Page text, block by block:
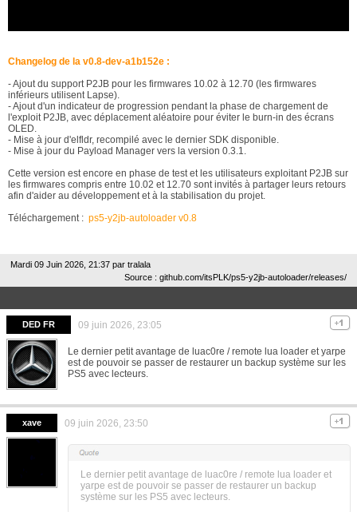
Changelog de la v0.8-dev-a1b152e :
- Ajout du support P2JB pour les firmwares 10.02 à 12.70 (les firmwares
inférieurs utilisent Lapse).
- Ajout d'un indicateur de progression pendant la phase de chargement de
l'exploit P2JB, avec déplacement aléatoire pour éviter le burn-in des écrans
OLED.
- Mise à jour d'elfldr, recompilé avec le dernier SDK disponible.
- Mise à jour du Payload Manager vers la version 0.3.1.
Cette version est encore en phase de test et les utilisateurs exploitant P2JB sur
les firmwares compris entre 10.02 et 12.70 sont invités à partager leurs retours
afin d'aider au développement et à la stabilisation du projet.
Téléchargement : ps5-y2jb-autoloader v0.8
Mardi 09 Juin 2026, 21:37 par tralala
Source : github.com/itsPLK/ps5-y2jb-autoloader/releases/
DED FR 09 juin 2026, 23:05
Le dernier petit avantage de luac0re / remote lua loader et yarpe
est de pouvoir se passer de restaurer un backup système sur les
PS5 avec lecteurs.
xave 09 juin 2026, 23:50
Le dernier petit avantage de luac0re / remote lua loader et
yarpe est de pouvoir se passer de restaurer un backup
système sur les PS5 avec lecteurs.